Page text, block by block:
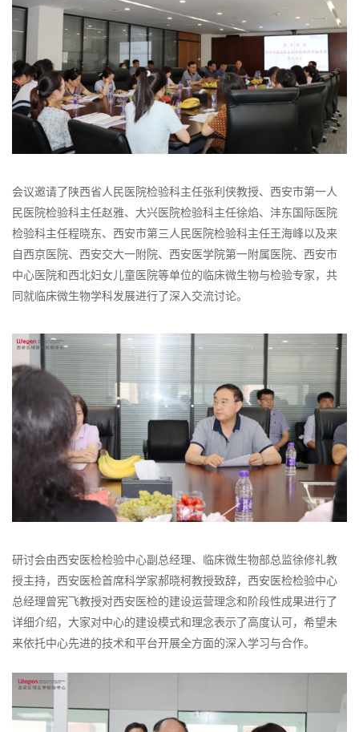
会议邀请了陕西省人民医院检验科主任张利侠教授、西安市第一人
民医院检验科主任赵雅、大兴医院检验科主任徐焰、沣东国际医院
检验科主任程晓东、西安市第三人民医院检验科主任王海峰以及来
自西京医院、西安交大一附院、西安医学院第一附属医院、西安市
中心医院和西北妇女儿童医院等单位的临床微生物与检验专家，共
同就临床微生物学科发展进行了深入交流讨论。
研讨会由西安医检检验中心副总经理、临床微生物部总监徐修礼教
授主持，西安医检首席科学家郝晓柯教授致辞，西安医检检验中心
总经理曾宪飞教授对西安医检的建设运营理念和阶段性成果进行了
详细介绍，大家对中心的建设模式和理念表示了高度认可，希望未
来依托中心先进的技术和平台开展全方面的深入学习与合作。